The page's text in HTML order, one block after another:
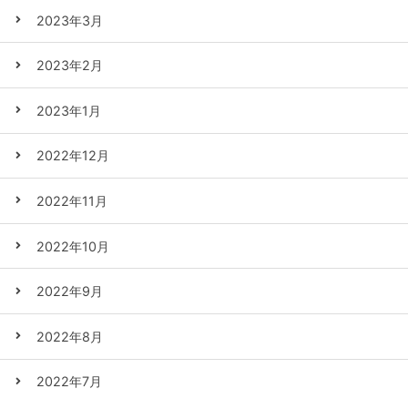
2023年3月
2023年2月
2023年1月
2022年12月
2022年11月
2022年10月
2022年9月
2022年8月
2022年7月